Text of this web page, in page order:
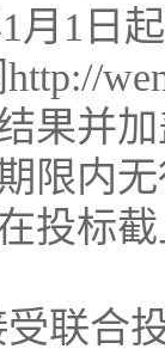
1 月 1 日
http://
果并
限内
投标
联合